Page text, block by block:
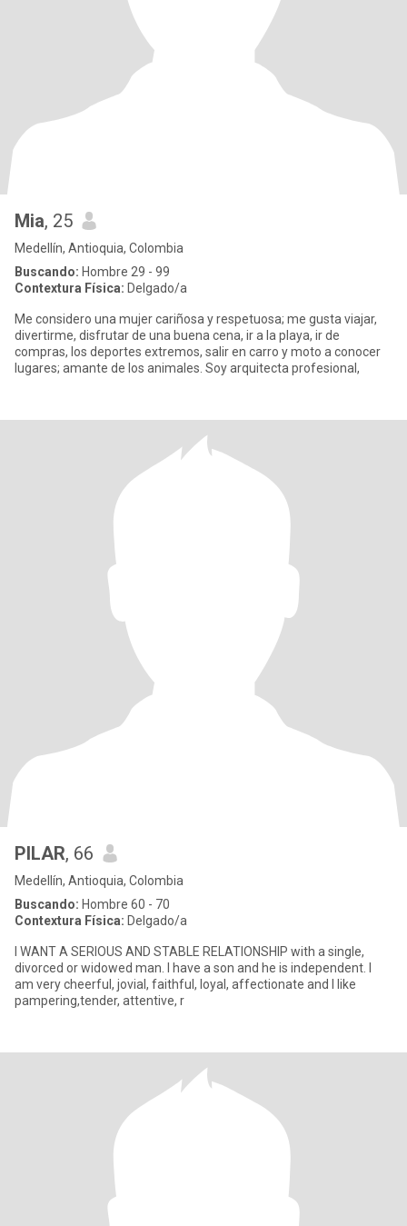
Mia, 25
Medellín, Antioquia, Colombia
Buscando: Hombre 29 - 99
Contextura Física: Delgado/a
Me considero una mujer cariñosa y respetuosa; me gusta viajar,
divertirme, disfrutar de una buena cena, ir a la playa, ir de
compras, los deportes extremos, salir en carro y moto a conocer
lugares; amante de los animales. Soy arquitecta profesional,
PILAR, 66
Medellín, Antioquia, Colombia
Buscando: Hombre 60 - 70
Contextura Física: Delgado/a
I WANT A SERIOUS AND STABLE RELATIONSHIP with a single,
divorced or widowed man. I have a son and he is independent. I
am very cheerful, jovial, faithful, loyal, affectionate and I like
pampering,tender, attentive, r